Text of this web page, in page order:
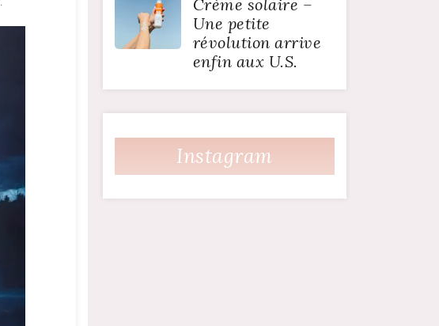
Crème solaire –
Une petite
révolution arrive
enfin aux U.S.
Instagram